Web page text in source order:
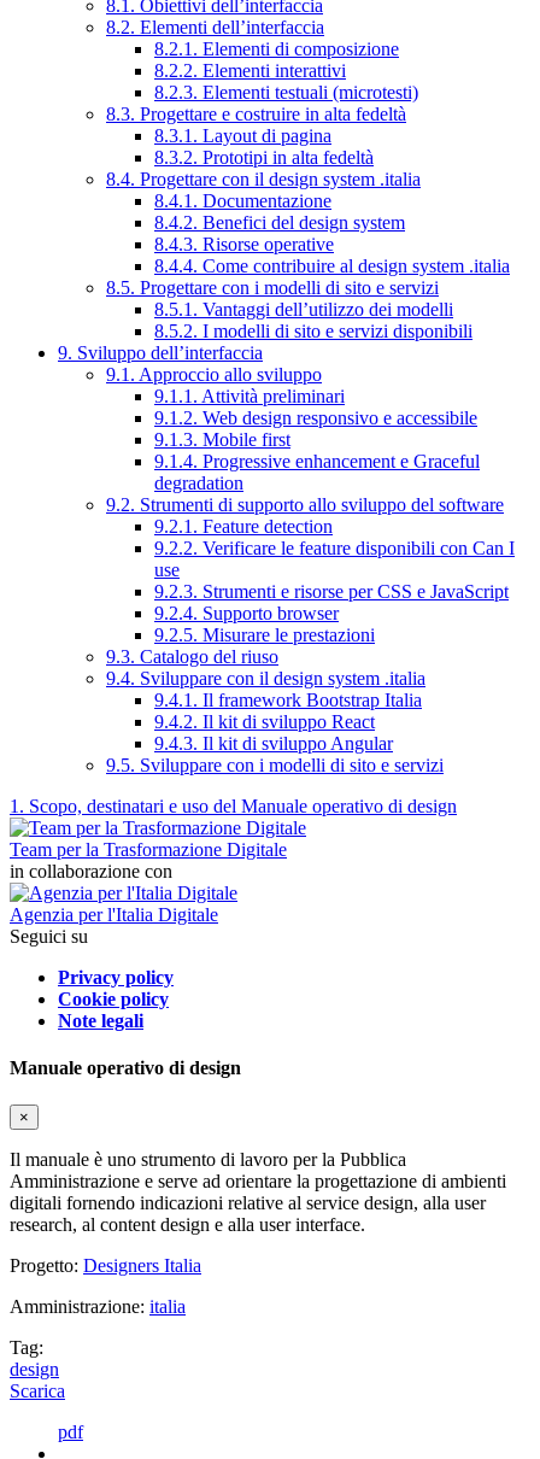
8.1. Obiettivi dell’interfaccia
8.2. Elementi dell’interfaccia
8.2.1. Elementi di composizione
8.2.2. Elementi interattivi
8.2.3. Elementi testuali (microtesti)
8.3. Progettare e costruire in alta fedeltà
8.3.1. Layout di pagina
8.3.2. Prototipi in alta fedeltà
8.4. Progettare con il design system .italia
8.4.1. Documentazione
8.4.2. Benefici del design system
8.4.3. Risorse operative
8.4.4. Come contribuire al design system .italia
8.5. Progettare con i modelli di sito e servizi
8.5.1. Vantaggi dell’utilizzo dei modelli
8.5.2. I modelli di sito e servizi disponibili
9. Sviluppo dell’interfaccia
9.1. Approccio allo sviluppo
9.1.1. Attività preliminari
9.1.2. Web design responsivo e accessibile
9.1.3. Mobile first
9.1.4. Progressive enhancement e Graceful
degradation
9.2. Strumenti di supporto allo sviluppo del software
9.2.1. Feature detection
9.2.2. Verificare le feature disponibili con Can I
use
9.2.3. Strumenti e risorse per CSS e JavaScript
9.2.4. Supporto browser
9.2.5. Misurare le prestazioni
9.3. Catalogo del riuso
9.4. Sviluppare con il design system .italia
9.4.1. Il framework Bootstrap Italia
9.4.2. Il kit di sviluppo React
9.4.3. Il kit di sviluppo Angular
9.5. Sviluppare con i modelli di sito e servizi
1. Scopo, destinatari e uso del Manuale operativo di design
Team per la Trasformazione Digitale
in collaborazione con
Agenzia per l'Italia Digitale
Seguici su
Privacy policy
Cookie policy
Note legali
Manuale operativo di design
×
Il manuale è uno strumento di lavoro per la Pubblica
Amministrazione e serve ad orientare la progettazione di ambienti
digitali fornendo indicazioni relative al service design, alla user
research, al content design e alla user interface.
Progetto: Designers Italia
Amministrazione: italia
Tag:
design
Scarica
pdf